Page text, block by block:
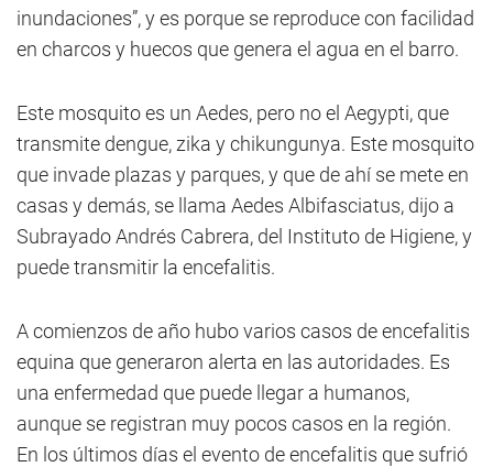
inundaciones”, y es porque se reproduce con facilidad
en charcos y huecos que genera el agua en el barro.
Este mosquito es un Aedes, pero no el Aegypti, que
transmite dengue, zika y chikungunya. Este mosquito
que invade plazas y parques, y que de ahí se mete en
casas y demás, se llama Aedes Albifasciatus, dijo a
Subrayado Andrés Cabrera, del Instituto de Higiene, y
puede transmitir la encefalitis.
A comienzos de año hubo varios casos de encefalitis
equina que generaron alerta en las autoridades. Es
una enfermedad que puede llegar a humanos,
aunque se registran muy pocos casos en la región.
En los últimos días el evento de encefalitis que sufrió